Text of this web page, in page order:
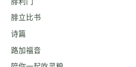
腓立比书
诗篇
路加福音